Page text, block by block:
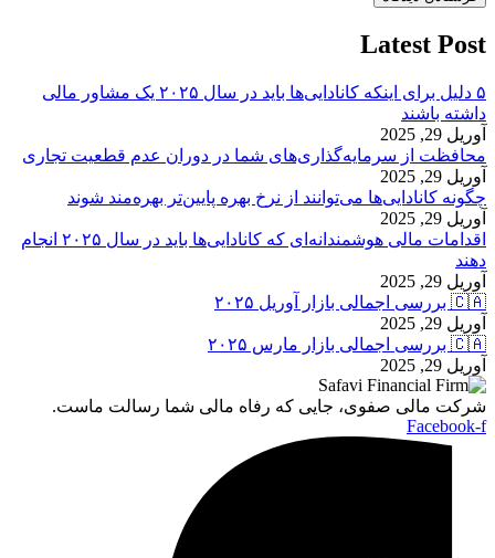
Latest Post
۵ دلیل برای اینکه کانادایی‌ها باید در سال ۲۰۲۵ یک مشاور مالی
داشته باشند
آوریل 29, 2025
محافظت از سرمایه‌گذاری‌های شما در دوران عدم قطعیت تجاری
آوریل 29, 2025
چگونه کانادایی‌ها می‌توانند از نرخ بهره پایین‌تر بهره‌مند شوند
آوریل 29, 2025
اقدامات مالی هوشمندانه‌ای که کانادایی‌ها باید در سال ۲۰۲۵ انجام
دهند
آوریل 29, 2025
🇨🇦 بررسی اجمالی بازار آوریل ۲۰۲۵
آوریل 29, 2025
🇨🇦 بررسی اجمالی بازار مارس ۲۰۲۵
آوریل 29, 2025
شرکت مالی صفوی، جایی که رفاه مالی شما رسالت ماست.
Facebook-f